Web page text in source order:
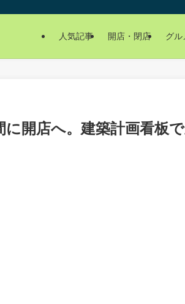
人気記事 開店・閉店 グル
開店へ。建築計画看板